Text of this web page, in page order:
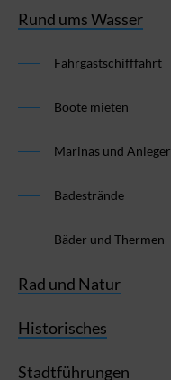
Rund ums Wasser
Fahrgastschifffahrt
Boote mieten
Marinas und Anleger
Badestrände
Bäder und Thermen
Rad und Natur
Historisches
Stadtführungen